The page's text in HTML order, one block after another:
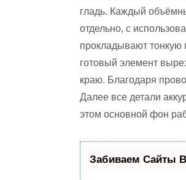
гладь. Каждый
отдельно, с
прокладывают
готовый элемент
краю. Благодаря
Далее все детали
этом основной фон
Забиваем Сайты